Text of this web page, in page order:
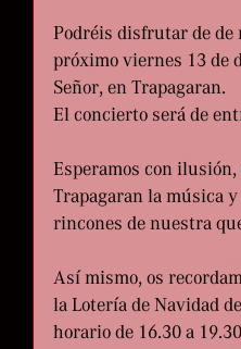
Podréis disfrutar de de
próximo viernes 13 de
Señor, en Trapagaran.
El concierto será de
Esperamos con
Trapagaran la música
rincones de nuestra
Así mismo, os
la Lotería de Navidad
horario de 16.30 a